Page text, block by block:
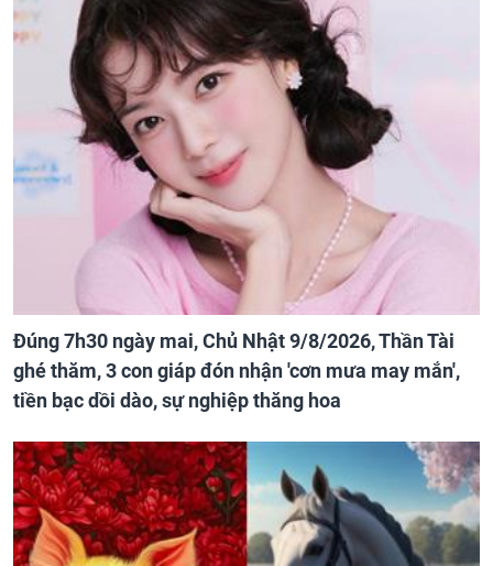
Đúng 7h30 ngày mai, Chủ Nhật 9/8/2026, Thần Tài
ghé thăm, 3 con giáp đón nhận 'cơn mưa may mắn',
tiền bạc dồi dào, sự nghiệp thăng hoa